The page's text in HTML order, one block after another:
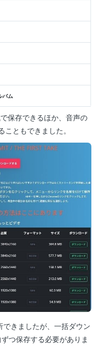
バム
保存できるほか、音声の
ともできました。
できましたが、一括ダウン
つ保存する必要がありま